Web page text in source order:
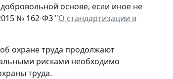
основе, если иное не
№ 162-ФЗ "О стандартизации в
охране труда продолжают
рисками необходимо
труда.